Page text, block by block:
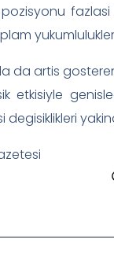
da artis
etkisiyle
degisiklikleri